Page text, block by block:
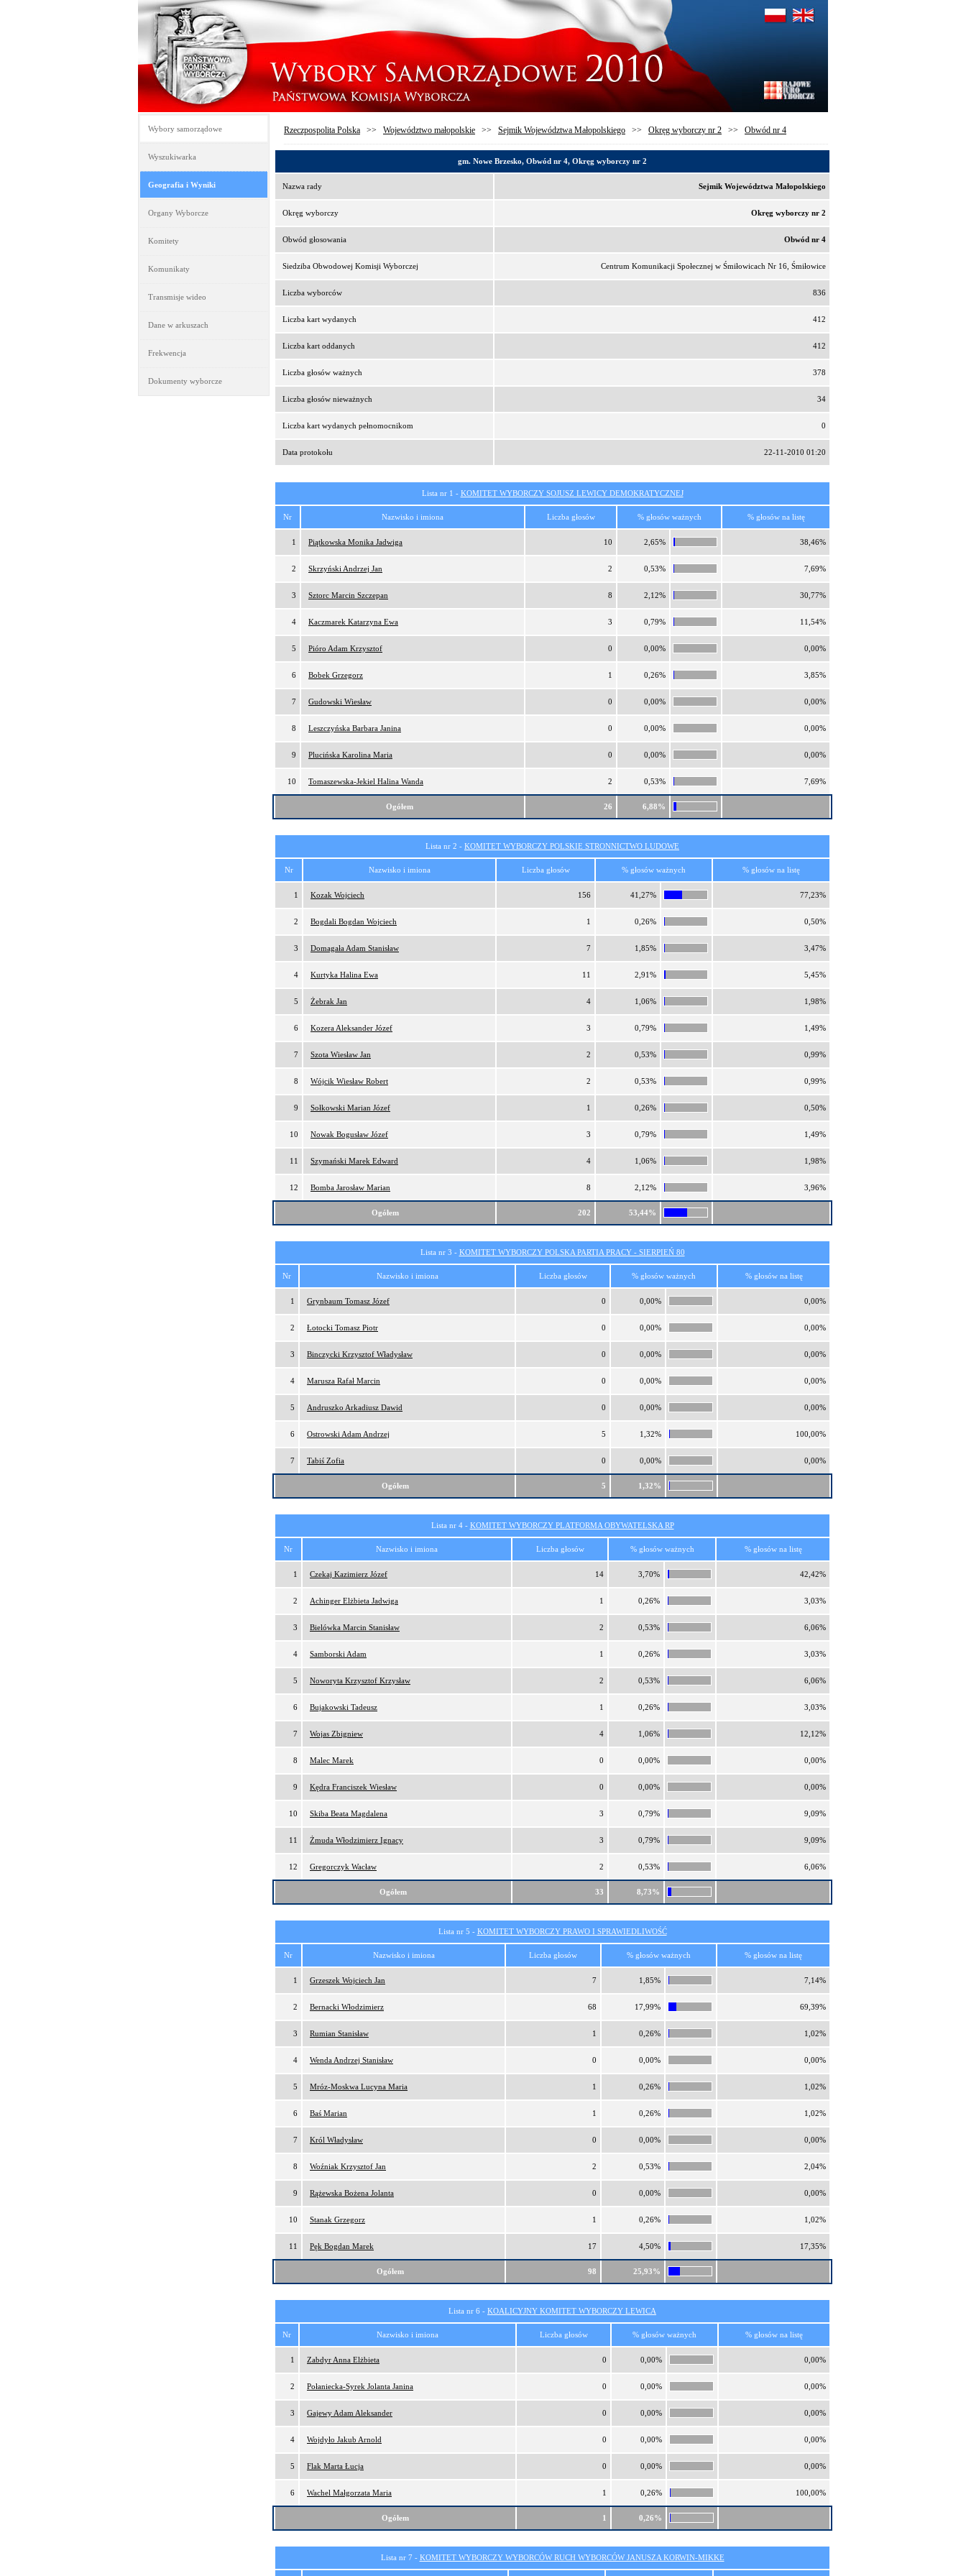
Wybory samorządowe
Wyszukiwarka
Geografia i Wyniki
Organy Wyborcze
Komitety
Komunikaty
Transmisje wideo
Dane w arkuszach
Frekwencja
Dokumenty wyborcze
Rzeczpospolita Polska >> Województwo małopolskie >> Sejmik Województwa Małopolskiego >> Okręg wyborczy nr 2 >> Obwód nr 4
gm. Nowe Brzesko, Obwód nr 4, Okręg wyborczy nr 2
Nazwa rady Sejmik Województwa Małopolskiego
Okręg wyborczy Okręg wyborczy nr 2
Obwód głosowania Obwód nr 4
Siedziba Obwodowej Komisji Wyborczej Centrum Komunikacji Społecznej w Śmiłowicach Nr 16, Śmiłowice
Liczba wyborców 836
Liczba kart wydanych 412
Liczba kart oddanych 412
Liczba głosów ważnych 378
Liczba głosów nieważnych 34
Liczba kart wydanych pełnomocnikom 0
Data protokołu 22-11-2010 01:20
Lista nr 1 - KOMITET WYBORCZY SOJUSZ LEWICY DEMOKRATYCZNEJ
Nr Nazwisko i imiona Liczba głosów % głosów ważnych % głosów na listę
1 Piątkowska Monika Jadwiga 10 2,65% 38,46%
2 Skrzyński Andrzej Jan 2 0,53% 7,69%
3 Sztorc Marcin Szczepan 8 2,12% 30,77%
4 Kaczmarek Katarzyna Ewa 3 0,79% 11,54%
5 Pióro Adam Krzysztof 0 0,00% 0,00%
6 Bobek Grzegorz 1 0,26% 3,85%
7 Gudowski Wiesław 0 0,00% 0,00%
8 Leszczyńska Barbara Janina 0 0,00% 0,00%
9 Plucińska Karolina Maria 0 0,00% 0,00%
10 Tomaszewska-Jekiel Halina Wanda 2 0,53% 7,69%
Ogółem 26 6,88%
Lista nr 2 - KOMITET WYBORCZY POLSKIE STRONNICTWO LUDOWE
Nr Nazwisko i imiona Liczba głosów % głosów ważnych % głosów na listę
1 Kozak Wojciech 156 41,27% 77,23%
2 Bogdali Bogdan Wojciech 1 0,26% 0,50%
3 Domagała Adam Stanisław 7 1,85% 3,47%
4 Kurtyka Halina Ewa 11 2,91% 5,45%
5 Żebrak Jan 4 1,06% 1,98%
6 Kozera Aleksander Józef 3 0,79% 1,49%
7 Szota Wiesław Jan 2 0,53% 0,99%
8 Wójcik Wiesław Robert 2 0,53% 0,99%
9 Sołkowski Marian Józef 1 0,26% 0,50%
10 Nowak Bogusław Józef 3 0,79% 1,49%
11 Szymański Marek Edward 4 1,06% 1,98%
12 Bomba Jarosław Marian 8 2,12% 3,96%
Ogółem 202 53,44%
Lista nr 3 - KOMITET WYBORCZY POLSKA PARTIA PRACY - SIERPIEŃ 80
Nr Nazwisko i imiona Liczba głosów % głosów ważnych % głosów na listę
1 Grynbaum Tomasz Józef 0 0,00% 0,00%
2 Łotocki Tomasz Piotr 0 0,00% 0,00%
3 Binczycki Krzysztof Władysław 0 0,00% 0,00%
4 Marusza Rafał Marcin 0 0,00% 0,00%
5 Andruszko Arkadiusz Dawid 0 0,00% 0,00%
6 Ostrowski Adam Andrzej 5 1,32% 100,00%
7 Tabiś Zofia 0 0,00% 0,00%
Ogółem 5 1,32%
Lista nr 4 - KOMITET WYBORCZY PLATFORMA OBYWATELSKA RP
Nr Nazwisko i imiona Liczba głosów % głosów ważnych % głosów na listę
1 Czekaj Kazimierz Józef 14 3,70% 42,42%
2 Achinger Elżbieta Jadwiga 1 0,26% 3,03%
3 Bielówka Marcin Stanisław 2 0,53% 6,06%
4 Samborski Adam 1 0,26% 3,03%
5 Noworyta Krzysztof Krzysław 2 0,53% 6,06%
6 Bujakowski Tadeusz 1 0,26% 3,03%
7 Wojas Zbigniew 4 1,06% 12,12%
8 Malec Marek 0 0,00% 0,00%
9 Kędra Franciszek Wiesław 0 0,00% 0,00%
10 Skiba Beata Magdalena 3 0,79% 9,09%
11 Żmuda Włodzimierz Ignacy 3 0,79% 9,09%
12 Gregorczyk Wacław 2 0,53% 6,06%
Ogółem 33 8,73%
Lista nr 5 - KOMITET WYBORCZY PRAWO I SPRAWIEDLIWOŚĆ
Nr Nazwisko i imiona Liczba głosów % głosów ważnych % głosów na listę
1 Grzeszek Wojciech Jan 7 1,85% 7,14%
2 Bernacki Włodzimierz 68 17,99% 69,39%
3 Rumian Stanisław 1 0,26% 1,02%
4 Wenda Andrzej Stanisław 0 0,00% 0,00%
5 Mróz-Moskwa Lucyna Maria 1 0,26% 1,02%
6 Baś Marian 1 0,26% 1,02%
7 Król Władysław 0 0,00% 0,00%
8 Woźniak Krzysztof Jan 2 0,53% 2,04%
9 Rążewska Bożena Jolanta 0 0,00% 0,00%
10 Stanak Grzegorz 1 0,26% 1,02%
11 Pęk Bogdan Marek 17 4,50% 17,35%
Ogółem 98 25,93%
Lista nr 6 - KOALICYJNY KOMITET WYBORCZY LEWICA
Nr Nazwisko i imiona Liczba głosów % głosów ważnych % głosów na listę
1 Zabdyr Anna Elżbieta 0 0,00% 0,00%
2 Połaniecka-Syrek Jolanta Janina 0 0,00% 0,00%
3 Gajewy Adam Aleksander 0 0,00% 0,00%
4 Wojdyło Jakub Arnold 0 0,00% 0,00%
5 Flak Marta Łucja 0 0,00% 0,00%
6 Wachel Małgorzata Maria 1 0,26% 100,00%
Ogółem 1 0,26%
Lista nr 7 - KOMITET WYBORCZY WYBORCÓW RUCH WYBORCÓW JANUSZA KORWIN-MIKKE